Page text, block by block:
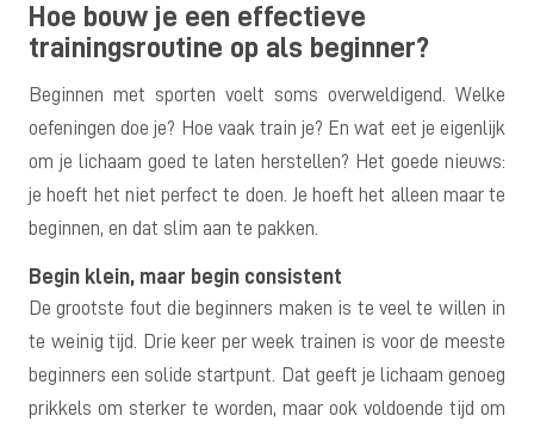
Hoe bouw je een effectieve
trainingsroutine op als beginner?
Beginnen met sporten voelt soms overweldigend. Welke
oefeningen doe je? Hoe vaak train je? En wat eet je eigenlijk
om je lichaam goed te laten herstellen? Het goede nieuws:
je hoeft het niet perfect te doen. Je hoeft het alleen maar te
beginnen, en dat slim aan te pakken.
Begin klein, maar begin consistent
De grootste fout die beginners maken is te veel te willen in
te weinig tijd. Drie keer per week trainen is voor de meeste
beginners een solide startpunt. Dat geeft je lichaam genoeg
prikkels om sterker te worden, maar ook voldoende tijd om